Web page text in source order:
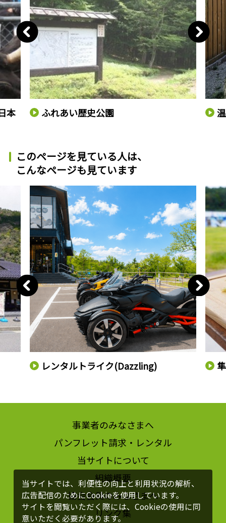
本 ふれあい歴史公園
このページを見ている人は、
こんなページも見ています
レンタルトライク(Dazzling)
事業者のみなさまへ
パンフレット請求・レンタル
当サイトについて
組織概要
協会会員のみなさまへ
リンク集
当サイトでは、利便性の向上と利用状況の解析、
広告配信のためにCookieを使用しています。
サイトを閲覧いただく際には、Cookieの使用に同
意いただく必要があります。